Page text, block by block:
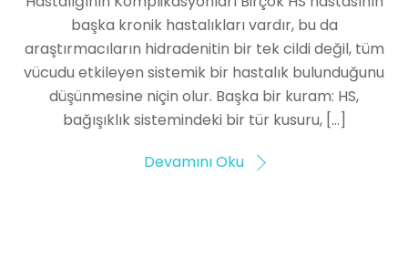
başka kronik hastalıkları vardır, bu da
araştırmacıların hidradenitin bir tek cildi değil, tüm
vücudu etkileyen sistemik bir hastalık bulunduğunu
düşünmesine niçin olur. Başka bir kuram: HS,
bağışıklık sistemindeki bir tür kusuru, […]
Devamını Oku